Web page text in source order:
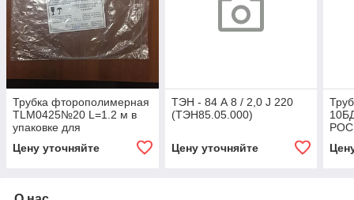
Трубка фторополимерная
TLM0425№20 L=1.2 м в
упаковке для
стерилизатора ГК 100-3
Цену уточняйте
ТЭН - 84 А 8 / 2,0 J 220
(ТЭН85.05.000)
Цену уточняйте